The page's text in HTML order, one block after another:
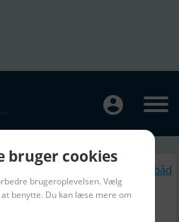
Lignende Motorbåd
salg
bruger cookies
brugeroplevelsen. Vælg
benytte. Du kan læse mere om